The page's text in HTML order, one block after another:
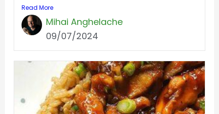
Read More
Mihai Anghelache
09/07/2024